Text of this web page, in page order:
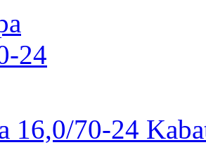
16,0/70-24